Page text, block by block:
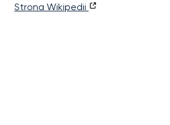
Strona Wikipedii